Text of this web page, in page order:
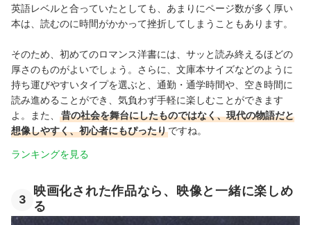
英語レベルと合っていたとしても、あまりにページ数が多く厚い
本は、読むのに時間がかかって挫折してしまうこともあります。
そのため、初めてのロマンス洋書には、サッと読み終えるほどの
厚さのものがよいでしょう。さらに、文庫本サイズなどのように
持ち運びやすいタイプを選ぶと、通勤・通学時間や、空き時間に
読み進めることができ、気負わず手軽に楽しむことができます
よ。また、
昔の社会を舞台にしたものではなく、現代の物語だと
想像しやすく、初心者にもぴったりですね。
ランキングを見る
3
映画化された作品なら、映像と一緒に楽しめ
る